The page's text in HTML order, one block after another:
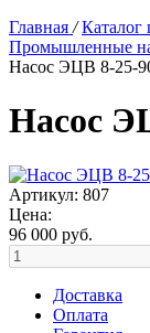
Главная / Каталог
Промышленные
Насос ЭЦВ 8-25-
Насос
Артикул: 807
Цена:
96 000 руб.
Доставка
Оплата